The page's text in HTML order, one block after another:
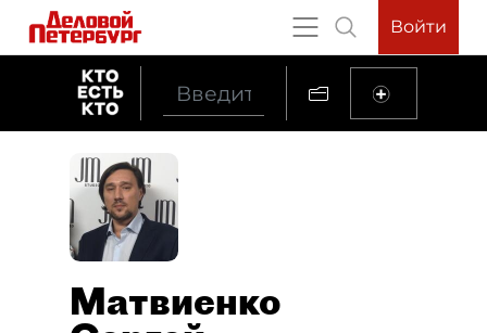
Войти
Матвиенко